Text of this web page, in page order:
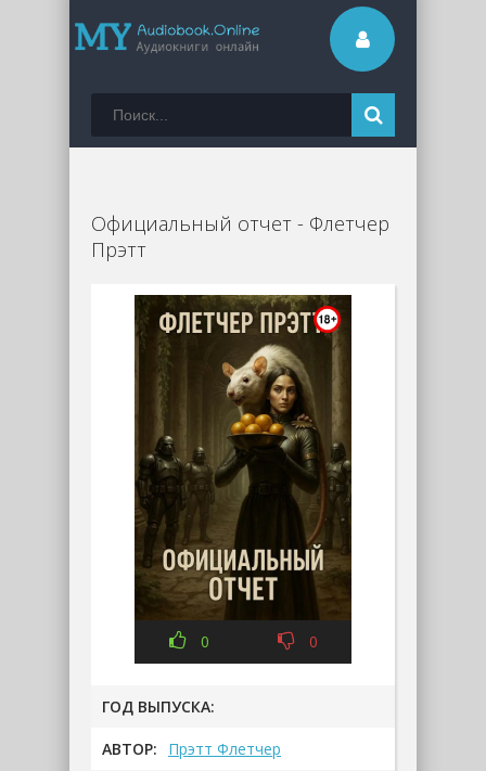
Официальный отчет - Флетчер
Прэтт
0 0
ГОД ВЫПУСКА:
АВТОР: Прэтт Флетчер